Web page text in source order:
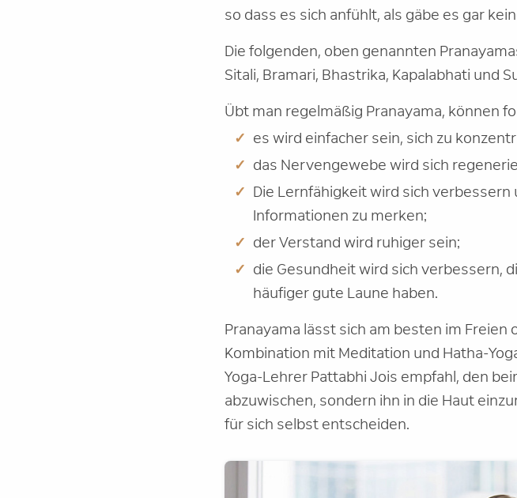
so dass es sich anfühlt, als gäbe es gar
Die folgenden, oben genannten
Sitali, Bramari, Bhastrika, Kapalabhati und
Übt man regelmäßig Pranayama, können
es wird einfacher sein, sich zu
das Nervengewebe wird sich
Die Lernfähigkeit wird sich
Informationen zu merken;
der Verstand wird ruhiger sein;
die Gesundheit wird sich verbessern,
häufiger gute Laune haben.
Pranayama lässt sich am besten im
Kombination mit Meditation und Hatha-
Yoga-Lehrer Pattabhi Jois empfahl, den
abzuwischen, sondern ihn in die Haut
für sich selbst entscheiden.